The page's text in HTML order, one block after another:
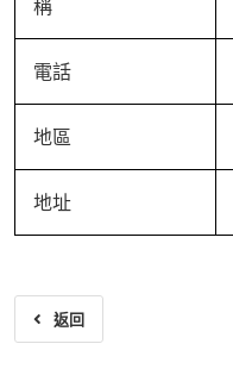
稱
電話
地區
地址
返回